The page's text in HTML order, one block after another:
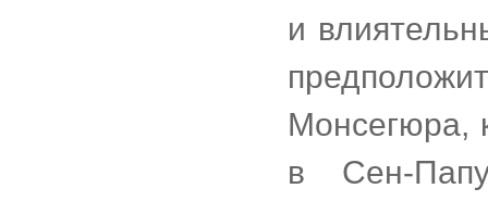
и
Монсегюра,
в Сен-